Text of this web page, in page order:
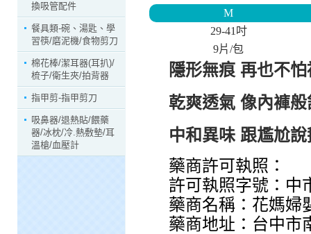
換吸管配件
餐具類-碗、湯匙、學
習筷/磨泥機/食物剪刀
棉花棒/潔耳器(耳扒)/
梳子/衛生夾/拍背器
指甲剪-指甲剪刀
吸鼻器/退熱貼/餵藥
器/冰枕/冷.熱敷墊/耳
溫槍/血壓計
M
29-41吋
9片/包
隱形無痕 再也不
乾爽透氣 像內褲
中和異味 跟尷尬
藥商許可執照：
許可執照字號：中
藥商名稱：花媽婦
藥商地址：台中市